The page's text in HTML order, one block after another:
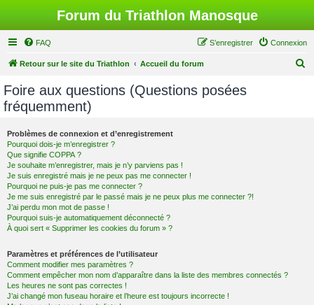
Forum du Triathlon Manosque
FAQ Connexion
S’enregistrer
Retour sur le site du Triathlon Accueil du forum
Foire aux questions (Questions posées
fréquemment)
Problèmes de connexion et d’enregistrement
Pourquoi dois-je m’enregistrer ?
Que signifie COPPA ?
Je souhaite m’enregistrer, mais je n’y parviens pas !
Je suis enregistré mais je ne peux pas me connecter !
Pourquoi ne puis-je pas me connecter ?
Je me suis enregistré par le passé mais je ne peux plus me connecter ?!
J’ai perdu mon mot de passe !
Pourquoi suis-je automatiquement déconnecté ?
À quoi sert « Supprimer les cookies du forum » ?
Paramètres et préférences de l’utilisateur
Comment modifier mes paramètres ?
Comment empêcher mon nom d’apparaître dans la liste des membres connectés ?
Les heures ne sont pas correctes !
J’ai changé mon fuseau horaire et l’heure est toujours incorrecte !